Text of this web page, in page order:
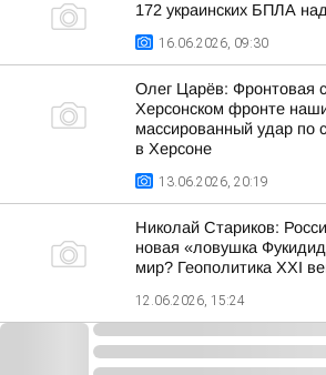
172 украинских БПЛА
16.06.2026, 09:30
Олег Царёв: Фронтовая
Херсонском фронте
массированный удар по
в Херсоне
13.06.2026, 20:19
Николай Стариков:
новая «ловушка
мир? Геополитика XXI
12.06.2026, 15:24